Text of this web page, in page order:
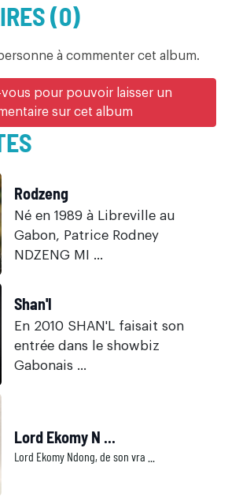
(0)
à commenter cet album.
pour pouvoir laisser un
sur cet album
Rodzeng
Né en 1989 à Libreville au
Gabon, Patrice Rodney
NDZENG MI ...
Shan'l
En 2010 SHAN'L faisait son
entrée dans le showbiz
Gabonais ...
Lord Ekomy N ...
Lord Ekomy Ndong, de son vra ...